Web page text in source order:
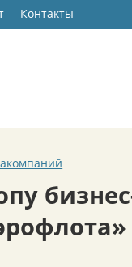
Контакты